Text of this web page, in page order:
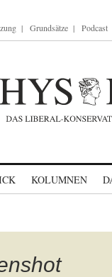
Grundsätze Podcast
KOLUMNEN